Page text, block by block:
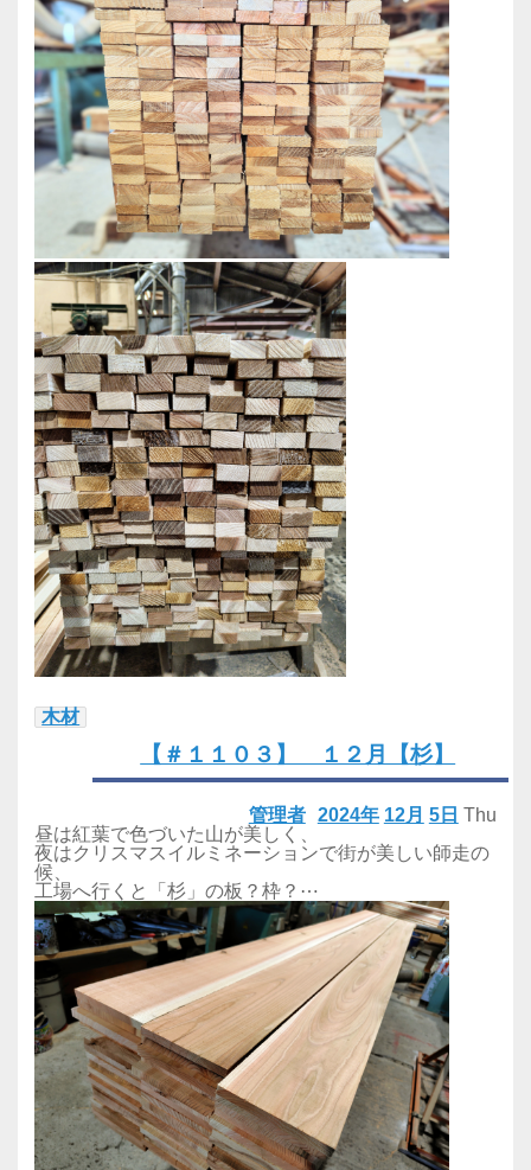
木材
【＃１１０３】 １２月【杉】
2024年 12月 5日 Thu
管理者
昼は紅葉で色づいた山が美しく、
夜はクリスマスイルミネーションで街が美しい師走の
候、
工場へ行くと「杉」の板？枠？⋯